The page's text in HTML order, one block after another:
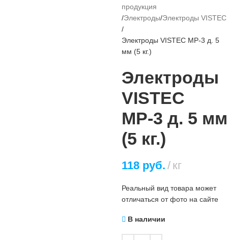
продукция
Электроды Электроды VISTEC
Электроды VISTEC МР-3 д. 5
мм (5 кг.)
Электроды
VISTEC
МР-3 д. 5 мм
(5 кг.)
118руб. кг
Реальный вид товара может
отличаться от фото на сайте
В наличии